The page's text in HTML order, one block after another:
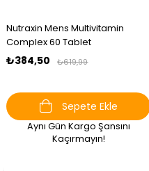
Nutraxin Mens Multivitamin
Complex 60 Tablet
₺384,50 ₺619,99
Sepete Ekle
Aynı Gün Kargo Şansını
Kaçırmayın!